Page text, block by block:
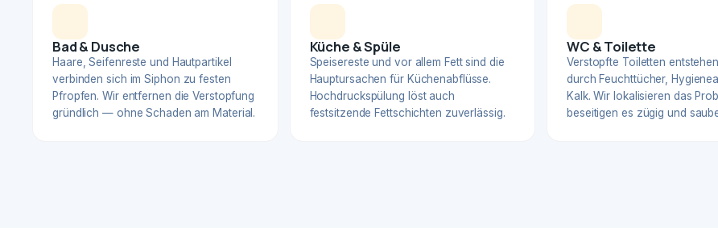
Bad & Dusche
Haare, Seifenreste und Hautpartikel
verbinden sich im Siphon zu festen
Pfropfen. Wir entfernen die Verstopfung
gründlich — ohne Schaden am Material.
Küche & Spüle
Speisereste und vor allem Fett sind die
Hauptursachen für Küchenabflüsse.
Hochdruckspülung löst auch
festsitzende Fettschichten zuverlässig.
WC & Toilette
Verstopfte Toiletten
durch Feuchttücher,
Kalk. Wir lokalisieren das
beseitigen es zügig und